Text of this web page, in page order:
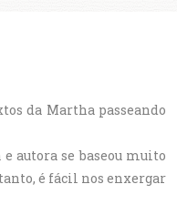
da Martha passeando
autora se baseou muito
é fácil nos enxergar